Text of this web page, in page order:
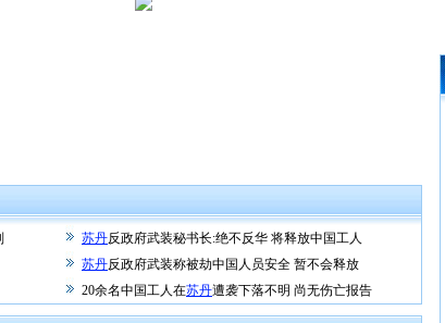
苏丹反政府武装秘书长:绝不反华 将释放中国工人
苏丹反政府武装称被劫中国人员安全 暂不会释放
20余名中国工人在苏丹遭袭下落不明 尚无伤亡报告